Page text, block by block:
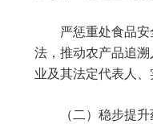
严惩重处食品
法，推动农产品追
业及其法定代表人
（二）稳步提